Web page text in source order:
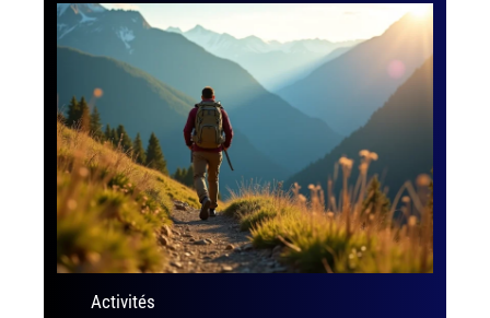
Activités